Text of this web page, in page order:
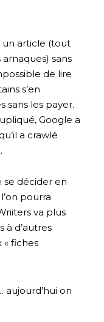
un article (tout
sans
de lire
s’en
sans les payer.
Google a
a crawlé
se décider en
pourra
va plus
à d’autres
« fiches
aujourd’hui on